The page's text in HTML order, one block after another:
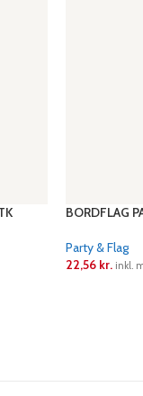
BORDFLAG
Party & Flag
22,56 kr. inkl.